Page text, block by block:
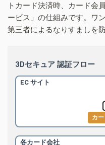
トカード決済時、カード会
ービス」の仕組みです。ワ
第三者によるなりすましを
3Dセキュア 認証フロー
EC サイト
カ
各カード会社